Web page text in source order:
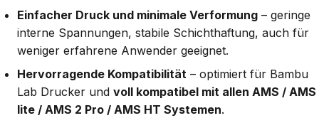
Einfacher Druck und minimale Verformung – geringe
interne Spannungen, stabile Schichthaftung, auch für
weniger erfahrene Anwender geeignet.
Hervorragende Kompatibilität – optimiert für Bambu
Lab Drucker und voll kompatibel mit allen AMS / AMS
lite / AMS 2 Pro / AMS HT Systemen.